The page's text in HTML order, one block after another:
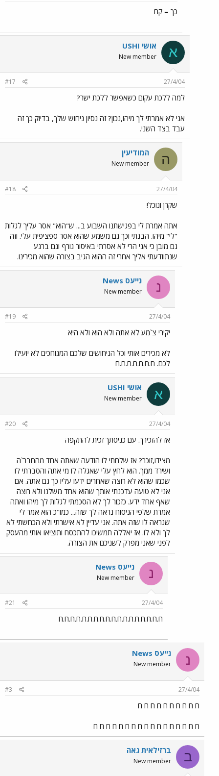
כך = קח
א אושי USHI
New member
27/4/04
#17
למה ללכת עקום כשאפשר ללכת ישר?
אני לא אמרתי לך מיהו,נכון? זה נסיון ניחוש שלך, בדיוק כך זה
עבד בצד השני.
ה המודיעין
New member
27/4/04
#18
שקרן ונוכל!
אתה אמרת לי בפגישתנו השבוע ב... ש"הוא" אסר עליך לגלות
"לי" מיהו. הבנתי וכך גם משמע שהוא אסר ספציפית עלי. וזה
גם מובן כי אני הרי לא אסרתי באיסור גורף וגם ברגע
שנתוודעתי אליך אחרי זה ההוא הגיב בצורה שהוא מכירינו.
נ נייעס News
New member
27/4/04
#19
יקירי צ`מע לא אתה ולא הוא ולא היא
לא מכירים אותי וכל הניחושים שלכם המגוחכים לא יועילו
לכם. ח.ח.ח.ח.ח.ח.ח
א אושי USHI
New member
27/4/04
#20
אז להזכירך. עם כניסתך זכית להתקפה
מצידו,זוכר? אז שלחתי לו הודעה שאתה אחד מהחבר`ה
ושירד ממך. הוא לחץ עלי שאגלה לו מי אתה והסברתי לו
שכמו שהוא לא רוצה שאחרים ידעו עליו כך גם אתה. אם
אני לא טועה עדכנתי אותך שהוא אחד משלנו ולא רוצה
שאף אחד ידע. כזכור לך לא הסכמתי לגלות לך מיהו ואתה
אמרת שלפי הניסוח נראה לך שזה... כמו"כ הוא אמר לי
שנראה לו שזה אתה. אני עדיין לא אישרתי ולא הכחשתי לא
לך ולא לו. אז יאללה תמשיכו להתכסח ותוציאו אותי מהעסק
לפני שאני מפרק לשניכם את הצורה.
נ נייעס News
New member
27/4/04
#21
ח.ח.ח.ח.ח.ח.ח.ח.ח.ח.ח.ח.ח.ח.ח.ח.ח.ח
נ נייעס News
New member
27/4/04
#3
ח ח ח ח ח ח ח ח ח ח
ח ח ח ח ח ח ח ח ח ח ח ח ח ח ח ח ח
ב ברזילאית גאה
New member